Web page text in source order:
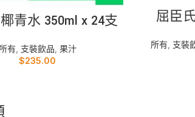
青水 350ml x 24支
所有, 支裝飲品 果汁
$235.00
屈臣
所有, 支裝